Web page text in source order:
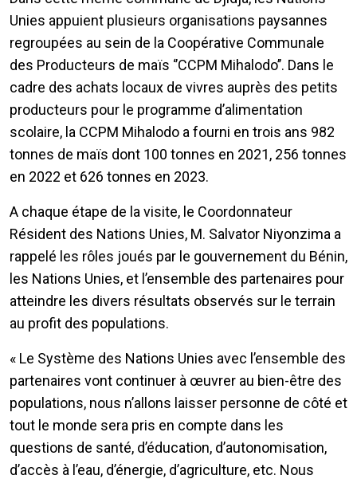
Unies appuient plusieurs organisations paysannes
regroupées au sein de la Coopérative Communale
des Producteurs de maïs ‘’CCPM Mihalodo’’. Dans le
cadre des achats locaux de vivres auprès des petits
producteurs pour le programme d’alimentation
scolaire, la CCPM Mihalodo a fourni en trois ans 982
tonnes de maïs dont 100 tonnes en 2021, 256 tonnes
en 2022 et 626 tonnes en 2023.
A chaque étape de la visite, le Coordonnateur
Résident des Nations Unies, M. Salvator Niyonzima a
rappelé les rôles joués par le gouvernement du Bénin,
les Nations Unies, et l’ensemble des partenaires pour
atteindre les divers résultats observés sur le terrain
au profit des populations.
« Le Système des Nations Unies avec l’ensemble des
partenaires vont continuer à œuvrer au bien-être des
populations, nous n’allons laisser personne de côté et
tout le monde sera pris en compte dans les
questions de santé, d’éducation, d’autonomisation,
d’accès à l’eau, d’énergie, d’agriculture, etc. Nous